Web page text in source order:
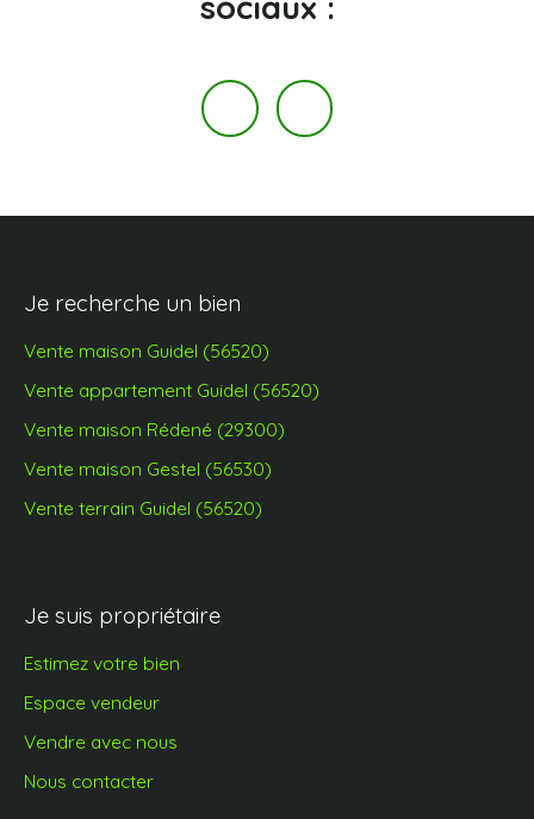
Je recherche un bien
Vente maison Guidel (56520)
Vente appartement Guidel (56520)
Vente maison Rédené (29300)
Vente maison Gestel (56530)
Vente terrain Guidel (56520)
Je suis propriétaire
Estimez votre bien
Espace vendeur
Vendre avec nous
Nous contacter